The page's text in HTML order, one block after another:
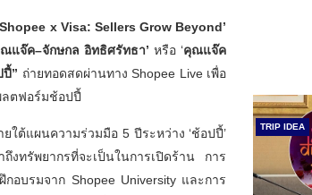
x Visa: Sellers Grow Beyond’
แจ๊ค–จักษกล อิทธิศรัทธา’หรือ ‘คุณแจ๊ค
ปี้” ถ่ายทอดสดผ่านทาง Shopee Live เพื่อ
ลตฟอร์มช้อปปี้
ยใต้แผนความร่วมมือ 5 ปีระหว่าง ‘ช้อปปี้’
งทรัพยากรที่จะเป็นในการเปิดร้าน การ
อบรมจาก Shopee University และการ
TRIP IDEA